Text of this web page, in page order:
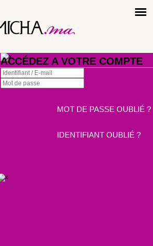
ACCÉDEZ A VOTRE COMPTE
MOT DE PASSE OUBLIÉ ?
IDENTIFIANT OUBLIÉ ?